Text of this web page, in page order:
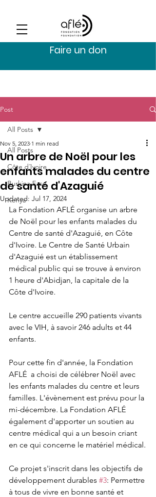
Faire un don
Post
All Posts
Côte d´Ivoire
Burkina Faso
Kenya
All Posts
Un arbre de Noël pour les
enfants malades du centre
de santé d'Azaguié
Nov 5, 2023 1 min read
Updated: Jul 17, 2024
La Fondation AFLÉ organise un arbre
de Noël pour les enfants malades du
Centre de santé d'Azaguié, en Côte
d'Ivoire. Le Centre de Santé Urbain
d'Azaguié est un établissement
médical public qui se trouve à environ
1 heure d'Abidjan, la capitale de la
Côte d'Ivoire.
Le centre accueille 290 patients vivants
avec le VIH, à savoir 246 adults et 44
enfants.
Pour cette fin d'année, la Fondation
AFLÉ  a choisi de célébrer Noël avec
les enfants malades du centre et leurs
familles. L'évènement est prévu pour la
mi-décembre. La Fondation AFLÉ
également d'apporter un soutien au
centre médical qui a un besoin criant
en ce qui concerne le matériel médical.
Ce projet s'inscrit dans les objectifs de
développement durables #3: Permettre
à tous de vivre en bonne santé et